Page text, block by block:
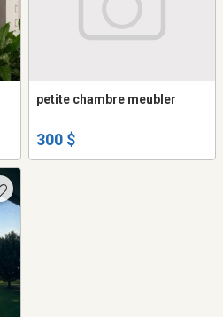
petite chambre meubler
300 $